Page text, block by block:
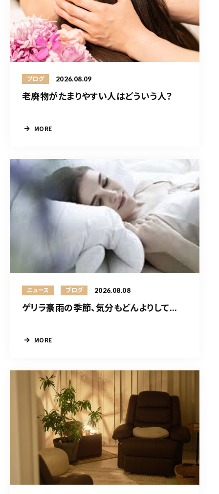
ブログ 2026.08.09
老廃物がたまりやすい人はどういう人？
MORE
ニュース ブログ 2026.08.08
ゲリラ豪雨の季節、気分もどんよりして...
MORE